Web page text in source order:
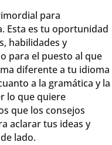
para
Esta es tu oportunidad
habilidades y
para el puesto al que
diferente a tu idioma
a la gramática y la
lo que quiere
que los consejos
aclarar tus ideas y
lado.